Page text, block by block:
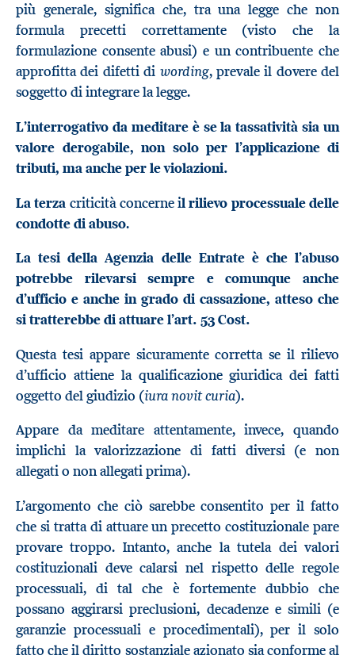
più generale, significa che, tra una legge che non
formula precetti correttamente (visto che la
formulazione consente abusi) e un contribuente che
approfitta dei difetti di wording, prevale il dovere del
soggetto di integrare la legge.
L’interrogativo da meditare è se la tassatività sia un
valore derogabile, non solo per l’applicazione di
tributi, ma anche per le violazioni.
La terza criticità concerne il rilievo processuale delle
condotte di abuso.
La tesi della Agenzia delle Entrate è che l’abuso
potrebbe rilevarsi sempre e comunque anche
d’ufficio e anche in grado di cassazione, atteso che
si tratterebbe di attuare l’art. 53 Cost.
Questa tesi appare sicuramente corretta se il rilievo
d’ufficio attiene la qualificazione giuridica dei fatti
oggetto del giudizio (iura novit curia).
Appare da meditare attentamente, invece, quando
implichi la valorizzazione di fatti diversi (e non
allegati o non allegati prima).
L’argomento che ciò sarebbe consentito per il fatto
che si tratta di attuare un precetto costituzionale pare
provare troppo. Intanto, anche la tutela dei valori
costituzionali deve calarsi nel rispetto delle regole
processuali, di tal che è fortemente dubbio che
possano aggirarsi preclusioni, decadenze e simili (e
garanzie processuali e procedimentali), per il solo
fatto che il diritto sostanziale azionato sia conforme al